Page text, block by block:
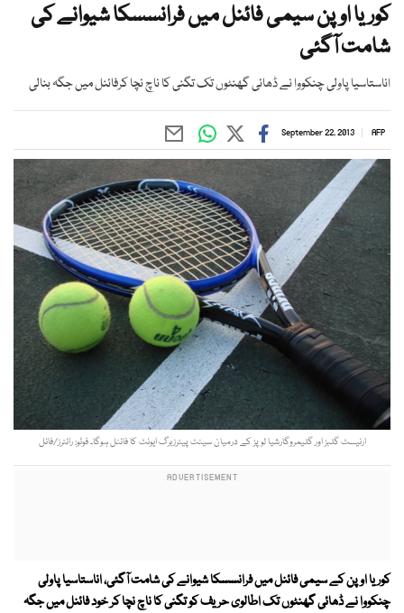
کوریا اوپن سیمی فائنل میں فرانسسکا شیوانے کی
شامت آگئی
اناستاسیا پاولی چنکووا نے ڈھائی گھنٹوں تک تگنی کا ناچ نچا کرفائنل میں جگہ بنالی
AFP
September 22, 2013
ارنیسٹ گلبز اور گلیمروگارشیا لوپز کے درمیان سینٹ پیٹرزبرگ ایونٹ کا فائنل ہوگا۔ فوٹو: رائٹرز/فائل
کوریا اوپن کے سیمی فائنل میں فرانسسکا شیوانے کی شامت آگئی، اناستاسیا پاولی
چنکووا نے ڈھائی گھنٹوں تک اطالوی حریف کو تگنی کا ناچ نچا کر خود فائنل میں جگہ